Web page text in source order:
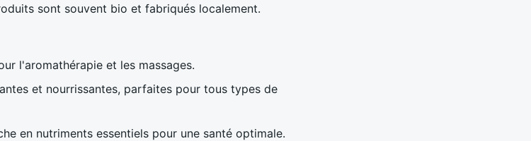
sont souvent bio et fabriqués localement.
l'aromathérapie et les massages.
et nourrissantes, parfaites pour tous types de
en nutriments essentiels pour une santé optimale.